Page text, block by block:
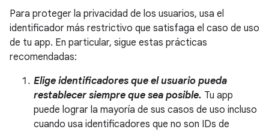
Para proteger la privacidad de los usuarios, usa el
identificador más restrictivo que satisfaga el caso de uso
de tu app. En particular, sigue estas prácticas
recomendadas:
Elige identificadores que el usuario pueda
restablecer siempre que sea posible. Tu app
puede lograr la mayoría de sus casos de uso incluso
cuando usa identificadores que no son IDs de